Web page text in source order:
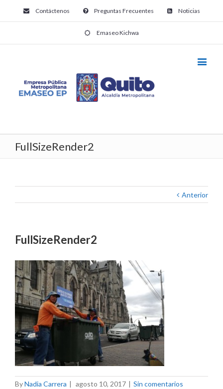
Contáctenos Preguntas Frecuentes Noticias
Emaseo Kichwa
FullSizeRender2
Anterior
FullSizeRender2
ByNadia Carrera | agosto 10, 2017 | Sin comentarios